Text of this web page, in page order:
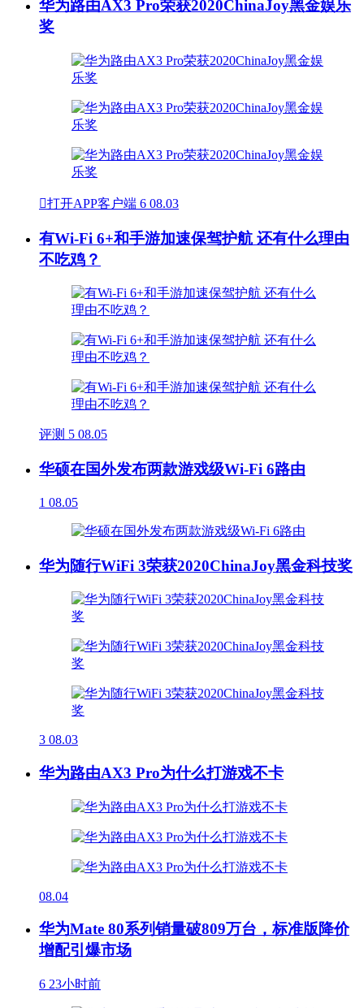
华为路由AX3 Pro荣获2020ChinaJoy黑金娱乐
奖
打开APP客户端 6 08.03
有Wi-Fi 6+和手游加速保驾护航 还有什么理由
不吃鸡？
评测 5 08.05
华硕在国外发布两款游戏级Wi-Fi 6路由
1 08.05
华为随行WiFi 3荣获2020ChinaJoy黑金科技奖
3 08.03
华为路由AX3 Pro为什么打游戏不卡
08.04
华为Mate 80系列销量破809万台，标准版降价
增配引爆市场
6 23小时前